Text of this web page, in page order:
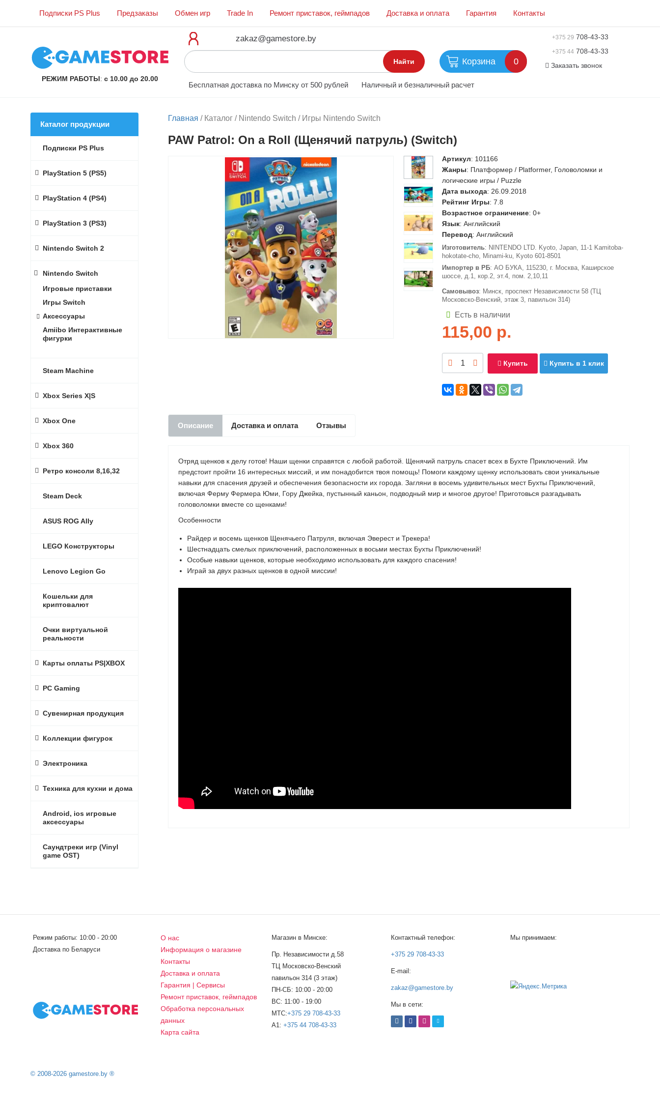
Подписки PS Plus Предзаказы Обмен игр Trade In Ремонт приставок, геймпадов Доставка и оплата Гарантия Контакты
РЕЖИМ РАБОТЫ: с 10.00 до 20.00
zakaz@gamestore.by
Найти Корзина 0
+375 29 708-43-33
+375 44708-43-33
Заказать звонок
Бесплатная доставка по Минску от 500 рублей Наличный и безналичный расчет
Главная / Каталог / Nintendo Switch / Игры Nintendo Switch
PAW Patrol: On a Roll (Щенячий патруль) (Switch)
Артикул: 101166
Жанры: Платформер / Platformer, Головоломки и
логические игры / Puzzle
Дата выхода: 26.09.2018
Рейтинг Игры: 7.8
Возрастное ограничение: 0+
Язык: Английский
Перевод: Английский
Изготовитель: NINTENDO LTD. Kyoto, Japan, 11-1 Kamitoba-
hokotate-cho, Minami-ku, Kyoto 601-8501
Импортер в РБ: АО БУКА, 115230, г. Москва, Каширское
шоссе, д.1, кор.2, эт.4, пом. 2,10,11
Самовывоз: Минск, проспект Независимости 58 (ТЦ
Московско-Венский, этаж 3, павильон 314)
Есть в наличии
115,00 р.
Купить Купить в 1 клик
Описание Доставка и оплата Отзывы
Отряд щенков к делу готов! Наши щенки справятся с любой работой. Щенячий патруль спасет всех в Бухте Приключений. Им
предстоит пройти 16 интересных миссий, и им понадобится твоя помощь! Помоги каждому щенку использовать свои уникальные
навыки для спасения друзей и обеспечения безопасности их города. Загляни в восемь удивительных мест Бухты Приключений,
включая Ферму Фермера Юми, Гору Джейка, пустынный каньон, подводный мир и многое другое! Приготовься разгадывать
головоломки вместе со щенками!
Особенности
Райдер и восемь щенков Щенячьего Патруля, включая Эверест и Трекера!
Шестнадцать смелых приключений, расположенных в восьми местах Бухты Приключений!
Особые навыки щенков, которые необходимо использовать для каждого спасения!
Играй за двух разных щенков в одной миссии!
Каталог продукции
Подписки PS Plus
PlayStation 5 (PS5)
PlayStation 4 (PS4)
PlayStation 3 (PS3)
Nintendo Switch 2
Nintendo Switch
Игровые приставки
Игры Switch
Аксессуары
Amiibo Интерактивные
фигурки
Steam Machine
Xbox Series X|S
Xbox One
Xbox 360
Ретро консоли 8,16,32
Steam Deck
ASUS ROG Ally
LEGO Конструкторы
Lenovo Legion Go
Кошельки для
криптовалют
Очки виртуальной
реальности
Карты оплаты PS|XBOX
PC Gaming
Сувенирная продукция
Коллекции фигурок
Электроника
Техника для кухни и дома
Android, ios игровые
аксессуары
Саундтреки игр (Vinyl
game OST)
Режим работы: 10:00 - 20:00
Доставка по Беларуси
© 2008-2026 gamestore.by ®
О нас
Информация о магазине
Контакты
Доставка и оплата
Гарантия | Сервисы
Ремонт приставок, геймпадов
Обработка персональных
данных
Карта сайта
Магазин в Минске:
Пр. Независимости д.58
ТЦ Московско-Венский
павильон 314 (3 этаж)
ПН-СБ: 10:00 - 20:00
ВС: 11:00 - 19:00
МТС:+375 29 708-43-33
A1:+375 44 708-43-33
Контактный телефон:
+375 29 708-43-33
E-mail:
zakaz@gamestore.by
Мы в сети:
Мы принимаем: